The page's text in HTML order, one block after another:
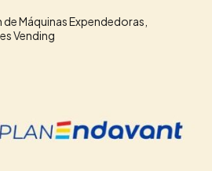
Máquinas Expendedoras,
Vending